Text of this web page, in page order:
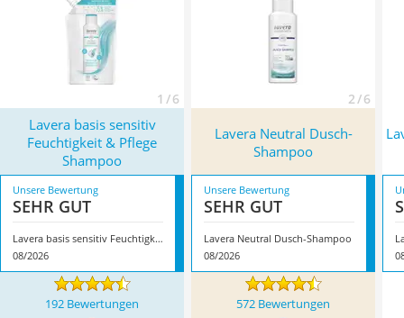
Pflege Shampoo* mit seinen Eigenschaften.
1 / 6 2 / 6
Lavera basis sensitiv
Feuchtigkeit & Pflege
Shampoo
Lavera Neutral Dusch-
Shampoo
Unsere Bewertung
SEHR GUT
Lavera basis sensitiv Feuchtigkeit & Pflege Shampoo
08/2026
Unsere Bewertung
SEHR GUT
Lavera Neutral Dusch-Shampoo
08/2026
192 Bewertungen 572 Bewertungen